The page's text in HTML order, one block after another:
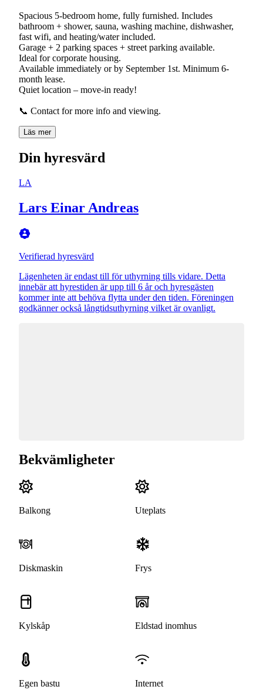
Spacious 5-bedroom home, fully furnished. Includes
bathroom + shower, sauna, washing machine, dishwasher,
fast wifi, and heating/water included.
Garage + 2 parking spaces + street parking available.
Ideal for corporate housing.
Available immediately or by September 1st. Minimum 6-
month lease.
Quiet location – move-in ready!
Läs mer
Din hyresvärd
LA
Lars Einar Andreas
Verifierad hyresvärd
Lägenheten är endast till för uthyrning tills vidare. Detta
innebär att hyrestiden är upp till 6 år och hyresgästen
kommer inte att behöva flytta under den tiden. Föreningen
godkänner också långtidsuthyrning vilket är ovanligt.
Bekvämligheter
Balkong Uteplats
Diskmaskin Frys
Kylskåp Eldstad inomhus
Egen bastu Internet